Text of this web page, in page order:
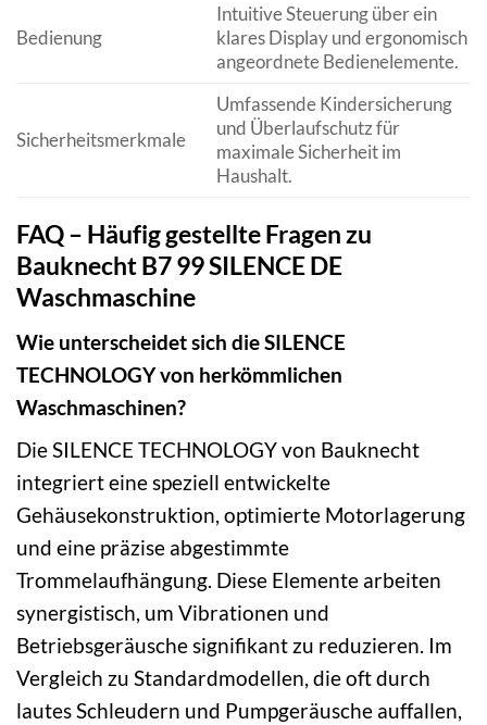
Bedienung
Intuitive Steuerung über ein
klares Display und ergonomisch
angeordnete Bedienelemente.
Sicherheitsmerkmale
Umfassende Kindersicherung
und Überlaufschutz für
maximale Sicherheit im
Haushalt.
FAQ – Häufig gestellte Fragen zu
Bauknecht B7 99 SILENCE DE
Waschmaschine
Wie unterscheidet sich die SILENCE
TECHNOLOGY von herkömmlichen
Waschmaschinen?
Die SILENCE TECHNOLOGY von Bauknecht
integriert eine speziell entwickelte
Gehäusekonstruktion, optimierte Motorlagerung
und eine präzise abgestimmte
Trommelaufhängung. Diese Elemente arbeiten
synergistisch, um Vibrationen und
Betriebsgeräusche signifikant zu reduzieren. Im
Vergleich zu Standardmodellen, die oft durch
lautes Schleudern und Pumpgeräusche auffallen,